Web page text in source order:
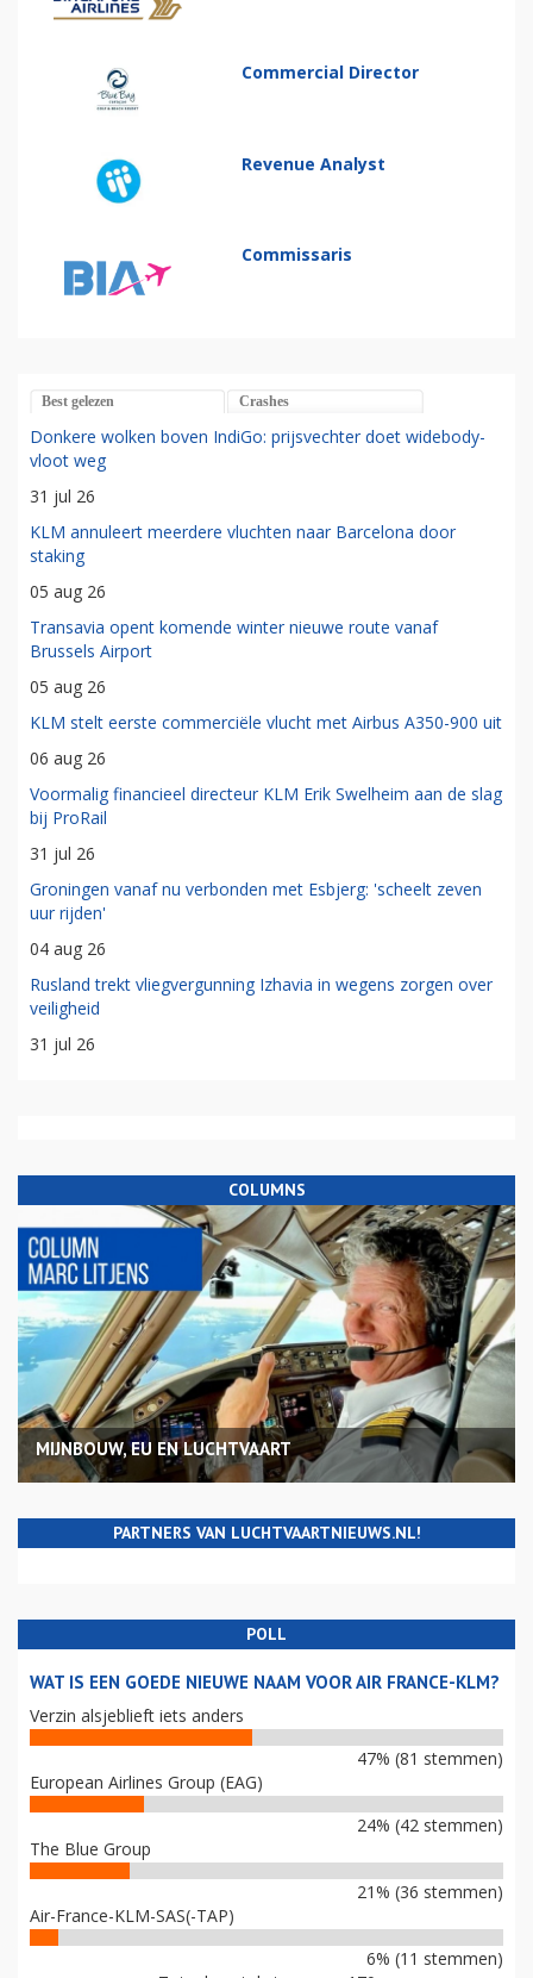
Commercial Director
Revenue Analyst
Commissaris
Best gelezen Crashes
Donkere wolken boven IndiGo: prijsvechter doet widebody-
vloot weg
31 jul 26
KLM annuleert meerdere vluchten naar Barcelona door
staking
05 aug 26
Transavia opent komende winter nieuwe route vanaf
Brussels Airport
05 aug 26
KLM stelt eerste commerciële vlucht met Airbus A350-900 uit
06 aug 26
Voormalig financieel directeur KLM Erik Swelheim aan de slag
bij ProRail
31 jul 26
Groningen vanaf nu verbonden met Esbjerg: 'scheelt zeven
uur rijden'
04 aug 26
Rusland trekt vliegvergunning Izhavia in wegens zorgen over
veiligheid
31 jul 26
COLUMNS
MIJNBOUW, EU EN LUCHTVAART
PARTNERS VAN LUCHTVAARTNIEUWS.NL!
POLL
WAT IS EEN GOEDE NIEUWE NAAM VOOR AIR FRANCE-KLM?
Verzin alsjeblieft iets anders
47% (81 stemmen)
European Airlines Group (EAG)
24% (42 stemmen)
The Blue Group
21% (36 stemmen)
Air-France-KLM-SAS(-TAP)
6% (11 stemmen)